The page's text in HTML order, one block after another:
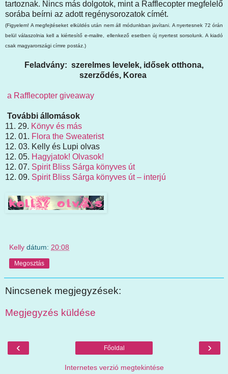
tartoznak. Nincs más dolgotok, mint a Rafflecopter megfelelő
sorába beírni az adott regénysorozatok címét.
(Figyelem! A megfejtéseket elküldés után nem áll módunkban javítani. A nyertesnek 72 órán
belül válaszolnia kell a kiértesítő e-mailre, ellenkező esetben új nyertest sorsolunk. A kiadó
csak magyarországi címre postáz.)
Feladvány: szerelmes levelek, idősek otthona,
szerződés, Korea
a Rafflecopter giveaway
További állomások
11. 29. Könyv és más
12. 01. Flora the Sweaterist
12. 03. Kelly és Lupi olvas
12. 05. Hagyjatok! Olvasok!
12. 07. Spirit Bliss Sárga könyves út
12. 09. Spirit Bliss Sárga könyves út – interjú
Kelly dátum: 20:08
Megosztás
Nincsenek megjegyzések:
Megjegyzés küldése
‹ ›
Főoldal
Internetes verzió megtekintése